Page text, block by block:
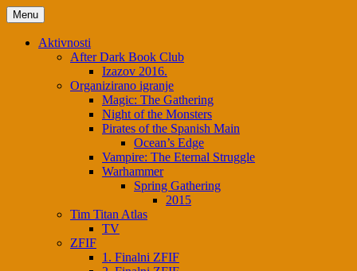
Skip
to
content
Menu
Aktivnosti
After Dark Book Club
Izazov 2016.
Organizirano igranje
Magic: The Gathering
Night of the Monsters
Pirates of the Spanish Main
Ocean’s Edge
Vampire: The Eternal Struggle
Warhammer
Spring Gathering
2015
Tim Titan Atlas
TV
ZFIF
1. Finalni ZFIF